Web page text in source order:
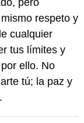
pero
respeto y
cualquier
tus límites y
ello. No
tú; la paz y